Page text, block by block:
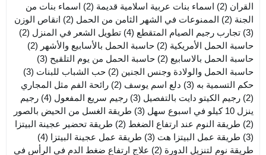
القران (2) اسماء بنات عربية اسلامية قديمة (2)
اسماء بنات من
الجنة (2) الممنوعات في الشهر الثامن من الحمل (2)
انقاص الوزن
(3)
تجارب رجيم الصيام المتقطع (4) تطويل الشعر في المنزل (2)
حاسبة الحمل الأمريكية (2) حاسبة الحمل بالأسابيع والأشهر (2)
حاسبة الحمل بالاسابيع (2) حاسبة الحمل من يوم التلقيح (3)
حاسبة الحمل والولادة وجنس الجنين (2) حب الشباب للبنات (3)
حكم التسمية به (3) دلع اسم يوسف (2)
رائحة الفم مثل المجاري
(2)
رجيم الكيتو دايت بالتفصيل (3) رجيم سريع المفعول (4)
رجيم
ينزل 10 كيلو في اسبوع سهل
(3)
طريقة الغسل من الحيض بالصور
(2)
طريقة النوم عند ارتفاع الضغط (2)
طريقة تحضير عجينة البيتزا
(3)
طريقة عمل البيتزا هت (3) طريقة عمل عجينة البيتزا (4)
طريقة نوم لتنزيل الدورة (2) علاج ارتفاع ضغط الدم في الرأس في